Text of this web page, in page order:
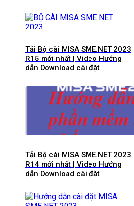
Tải Bộ cài MISA SME.NET 2023
R15 mới nhất | Video Hướng
dẫn Download cài đặt
Tải Bộ cài MISA SME.NET 2023
R14 mới nhất | Video Hướng
dẫn Download cài đặt